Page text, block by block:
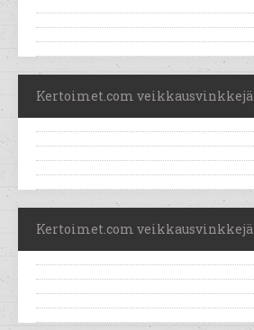
Kertoimet.com veikkausvinkkejä
Kertoimet.com veikkausvinkkejä